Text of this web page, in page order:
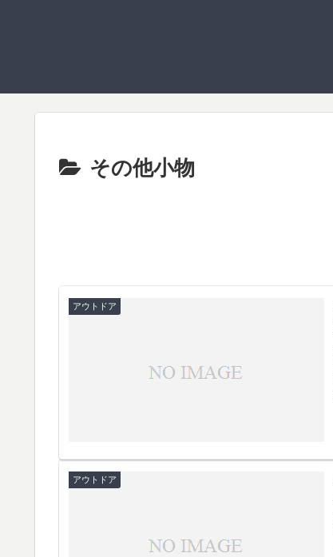
その他小物
アウトドア
アウトドア